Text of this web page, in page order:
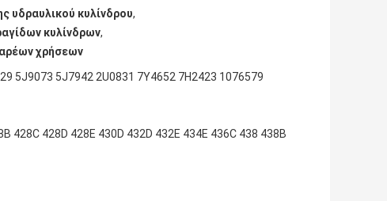
υδραυλικού κυλίνδρου,
κυλίνδρων,
χρήσεων
5J9073 5J7942 2U0831 7Y4652 7H2423 1076579
428C 428D 428E 430D 432D 432E 434E 436C 438 438B